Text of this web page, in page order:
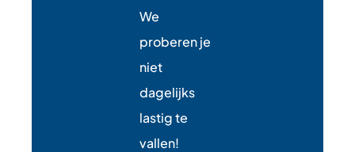
We
proberen je
niet
dagelijks
lastig te
vallen!